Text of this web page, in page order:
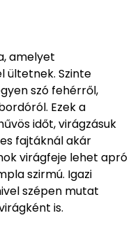
amelyet
ültetnek. Szinte
szó fehérről,
Ezek a
időt, virágzásuk
fajtáknál akár
virágfeje lehet apró
szirmú. Igazi
szépen mutat
is.